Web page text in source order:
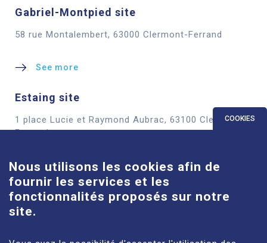
Gabriel-Montpied site
58 rue Montalembert, 63000 Clermont-Ferrand
See more
Estaing site
1 place Lucie et Raymond Aubrac, 63100 Clermont-
Ferrand
See more
Louise-Michel site
61 route de Châteaugay, 63118 Cébazat
COOKIES
Nous utilisons les cookies afin de
fournir les services et les
fonctionnalités proposés sur notre
site.